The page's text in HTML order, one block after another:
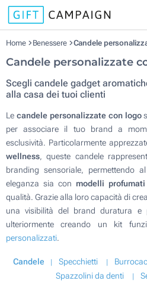
Home Benessere Candele
Candele personalizzate
Scegli candele gadget
alla casa dei tuoi clienti
Le candele personalizzate con logo
per associare il tuo brand a
esclusività. Particolarmente
wellness, queste candele
branding sensoriale, permettendo
eleganza sia con modelli profumati
qualità. Grazie alla loro capacità di
una visibilità del brand duratura e
ulteriormente creando un kit
personalizzati.
Candele Specchietti
Spazzolini da denti